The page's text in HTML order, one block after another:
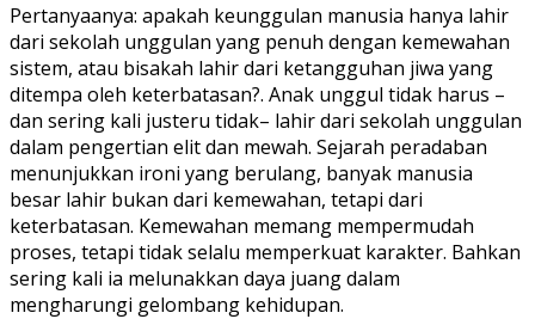
Pertanyaanya: apakah keunggulan manusia hanya lahir
dari sekolah unggulan yang penuh dengan kemewahan
sistem, atau bisakah lahir dari ketangguhan jiwa yang
ditempa oleh keterbatasan?. Anak unggul tidak harus –
dan sering kali justeru tidak– lahir dari sekolah unggulan
dalam pengertian elit dan mewah. Sejarah peradaban
menunjukkan ironi yang berulang, banyak manusia
besar lahir bukan dari kemewahan, tetapi dari
keterbatasan. Kemewahan memang mempermudah
proses, tetapi tidak selalu memperkuat karakter. Bahkan
sering kali ia melunakkan daya juang dalam
mengharungi gelombang kehidupan.